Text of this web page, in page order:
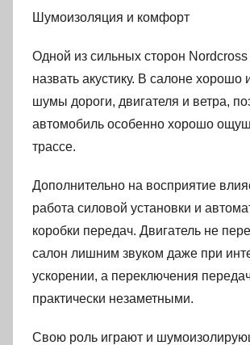
Шумоизоляция и комфорт
Одной из сильных сторон
назвать акустику. В салоне хорошо
шумы дороги, двигателя и ветра,
автомобиль особенно хорошо
трассе.
Дополнительно на восприятие
работа силовой установки и
коробки передач. Двигатель не
салон лишним звуком даже при
ускорении, а переключения
практически незаметными.
Свою роль играют и